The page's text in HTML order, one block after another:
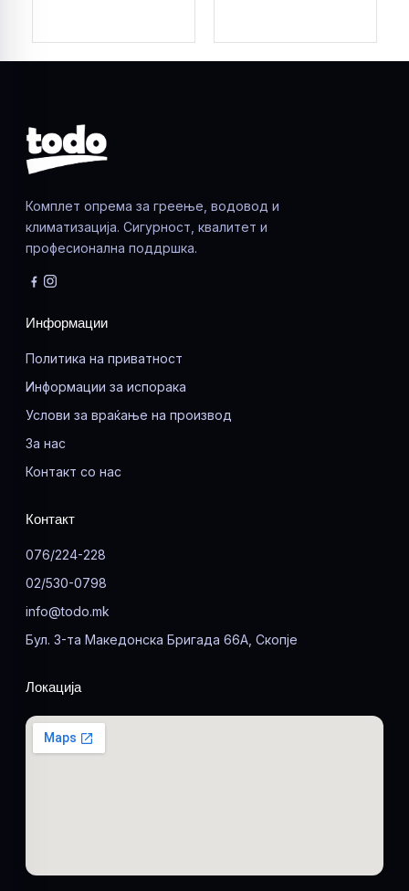
Комплет опрема за греење, водовод и
климатизација. Сигурност, квалитет и
професионална поддршка.
Информации
Политика на приватност
Информации за испорака
Услови за враќање на производ
За нас
Контакт со нас
Контакт
076/224-228
02/530-0798
info@todo.mk
Бул. 3-та Македонска Бригада 66А, Скопје
Локација